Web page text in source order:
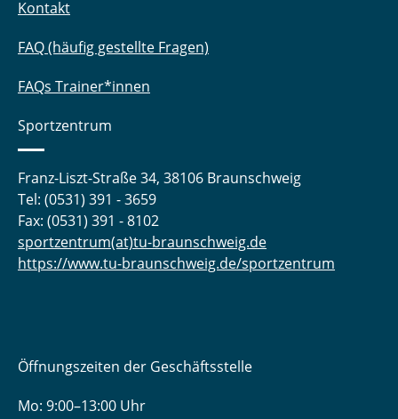
Kontakt
FAQ (häufig gestellte Fragen)
FAQs Trainer*innen
Sportzentrum
Franz-Liszt-Straße 34, 38106 Braunschweig
Tel: (0531) 391 - 3659
Fax: (0531) 391 - 8102
sportzentrum(at)tu-braunschweig.de
https://www.tu-braunschweig.de/sportzentrum
Öffnungszeiten der Geschäftsstelle
Mo: 9:00–13:00 Uhr